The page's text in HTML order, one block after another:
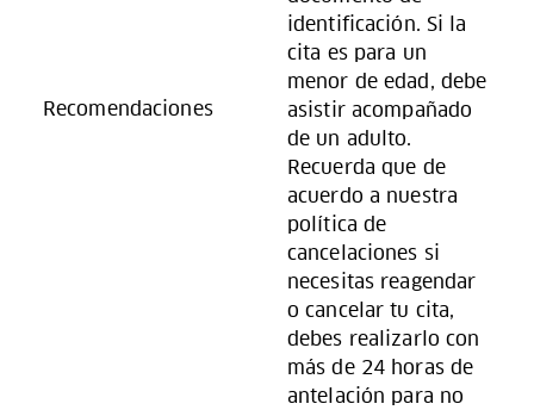
Recomendaciones
identificación. Si la
cita es para un
menor de edad, debe
asistir acompañado
de un adulto.
Recuerda que de
acuerdo a nuestra
política de
cancelaciones si
necesitas reagendar
o cancelar tu cita,
debes realizarlo con
más de 24 horas de
antelación para no